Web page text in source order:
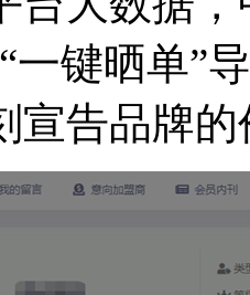
一键晒单”
宣告品牌